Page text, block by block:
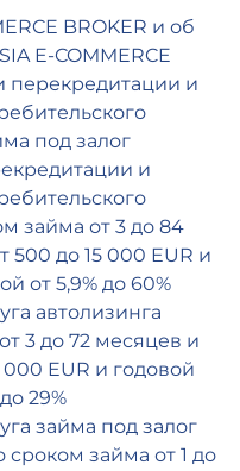
BROKER и об
E-COMMERCE
перекредитации и
под залог
и
займа от 3 до 84
до 15 000 EUR и
от 5,9% до 60%
автолизинга
3 до 72 месяцев и
EUR и годовой
29%
займа под залог
займа от 1 до